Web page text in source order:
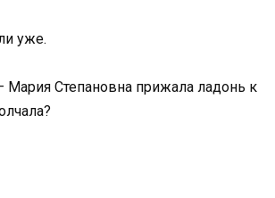
уже.
Мария Степановна прижала ладонь к